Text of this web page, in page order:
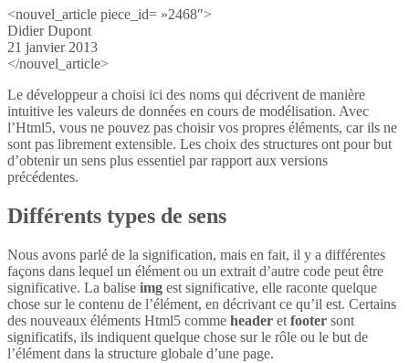
<nouvel_article piece_id= »2468″>
Didier Dupont
21 janvier 2013
</nouvel_article>
Le développeur a choisi ici des noms qui décrivent de manière
intuitive les valeurs de données en cours de modélisation. Avec
l’Html5, vous ne pouvez pas choisir vos propres éléments, car ils ne
sont pas librement extensible. Les choix des structures ont pour but
d’obtenir un sens plus essentiel par rapport aux versions
précédentes.
Différents types de sens
Nous avons parlé de la signification, mais en fait, il y a différentes
façons dans lequel un élément ou un extrait d’autre code peut être
significative. La balise img est significative, elle raconte quelque
chose sur le contenu de l’élément, en décrivant ce qu’il est. Certains
des nouveaux éléments Html5 comme header et footer sont
significatifs, ils indiquent quelque chose sur le rôle ou le but de
l’élément dans la structure globale d’une page.